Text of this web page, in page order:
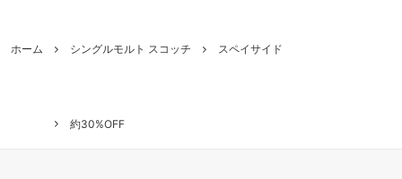
ホーム シングルモルト スコッチ スペイサイド
約30%OFF